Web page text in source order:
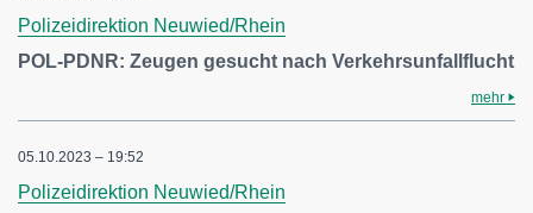
Polizeidirektion Neuwied/Rhein
POL-PDNR: Zeugen gesucht nach Verkehrsunfallflucht
mehr
05.10.2023 – 19:52
Polizeidirektion Neuwied/Rhein